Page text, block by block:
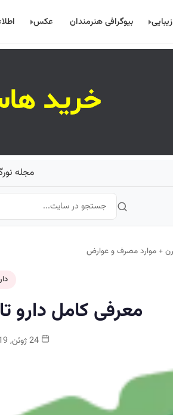
زیبایی بیوگرافی هنرمندان عکس
مجله
+ موارد مصرف و عوارض
معرفی کامل دارو
24 ژوئن, 2019